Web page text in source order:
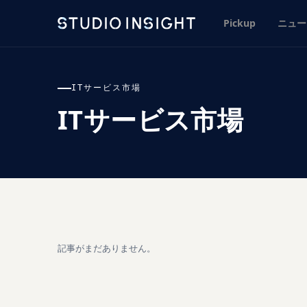
Pickup ニュ
ITサービス市場
ITサービス市場
記事がまだありません。